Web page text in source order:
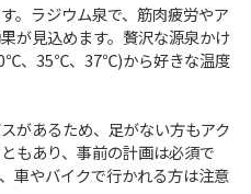
。ラジウム泉で、筋肉疲労やア
が見込めます。贅沢な源泉かけ
、35℃、37℃)から好きな温度
があるため、足がない方もアク
もあり、事前の計画は必須で
車やバイクで行かれる方は注意